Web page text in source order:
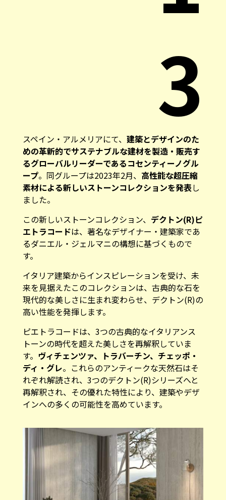
3
スペイン・アルメリアにて、 建築とデザインのた
めの革新的でサステナブルな建材を製造・販売す
るグローバルリーダーであるコセンティーノグル
ープ。同グループは2023年2月、 高性能な超圧縮
素材による新しいストーンコレクションを発表し
ました。
この新しいストーンコレクション、 デクトン(R)ピ
エトラコードは、著名なデザイナー・建築家であ
るダニエル・ジェルマニの構想に基づくもので
す。
イタリア建築からインスピレーションを受け、未
来を見据えたこのコレクションは、古典的な石を
現代的な美しさに生まれ変わらせ、デクトン(R)の
高い性能を発揮します。
ピエトラコードは、3つの古典的なイタリアンス
トーンの時代を超えた美しさを再解釈していま
す。 ヴィチェンツァ、トラバーチン、チェッポ・
ディ・グレ。これらのアンティークな天然石はそ
れぞれ解読され、3つのデクトン(R)シリーズへと
再解釈され、その優れた特性により、建築やデザ
インへの多くの可能性を高めています。